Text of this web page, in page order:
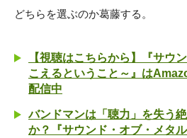
どちらを選ぶのか葛藤する。
【視聴はこちらから】『サウ
こえるということ～』は
配信中
バンドマンは「聴力」を失う
か？『サウンド・オブ・メタ